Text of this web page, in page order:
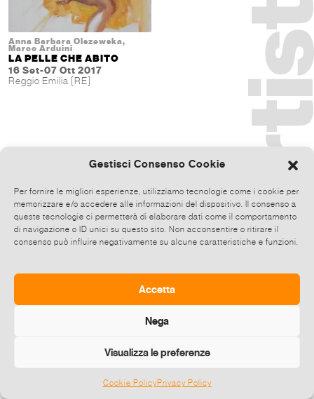
Gestisci Consenso Cookie
Per fornire le migliori esperienze, utilizziamo tecnologie come i cookie per
memorizzare e/o accedere alle informazioni del dispositivo. Il consenso a
queste tecnologie ci permetterà di elaborare dati come il comportamento
di navigazione o ID unici su questo sito. Non acconsentire o ritirare il
consenso può influire negativamente su alcune caratteristiche e funzioni.
Accetta
Nega
Visualizza le preferenze
Cookie PolicyPrivacy Policy
Anna Barbara Olszewska,
Marco Arduini
LA PELLE CHE ABITO
16 Set-07 Ott 2017
Reggio Emilia [RE]
©2026 E-zine